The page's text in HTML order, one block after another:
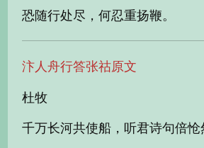
恐随行处尽，何忍重扬鞭。
汴人舟行答张祜原文
杜牧
千万长河共使船，听君诗句倍怆